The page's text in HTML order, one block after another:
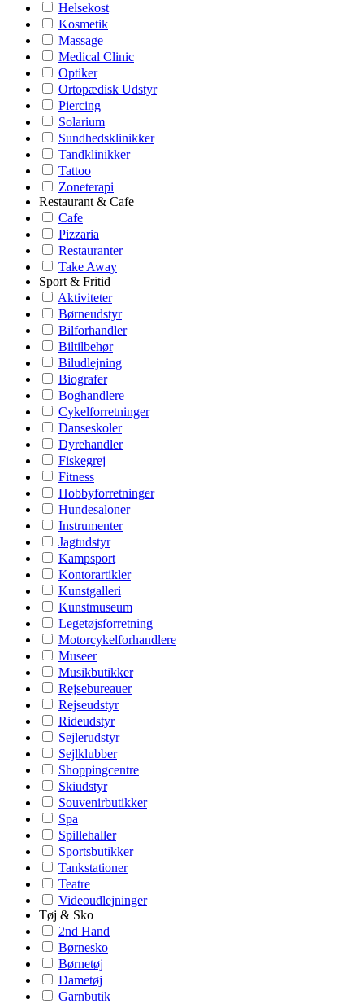
Helsekost
Kosmetik
Massage
Medical Clinic
Optiker
Ortopædisk Udstyr
Piercing
Solarium
Sundhedsklinikker
Tandklinikker
Tattoo
Zoneterapi
Restaurant & Cafe
Cafe
Pizzaria
Restauranter
Take Away
Sport & Fritid
Aktiviteter
Børneudstyr
Bilforhandler
Biltilbehør
Biludlejning
Biografer
Boghandlere
Cykelforretninger
Danseskoler
Dyrehandler
Fiskegrej
Fitness
Hobbyforretninger
Hundesaloner
Instrumenter
Jagtudstyr
Kampsport
Kontorartikler
Kunstgalleri
Kunstmuseum
Legetøjsforretning
Motorcykelforhandlere
Museer
Musikbutikker
Rejsebureauer
Rejseudstyr
Rideudstyr
Sejlerudstyr
Sejlklubber
Shoppingcentre
Skiudstyr
Souvenirbutikker
Spa
Spillehaller
Sportsbutikker
Tankstationer
Teatre
Videoudlejninger
Tøj & Sko
2nd Hand
Børnesko
Børnetøj
Dametøj
Garnbutik